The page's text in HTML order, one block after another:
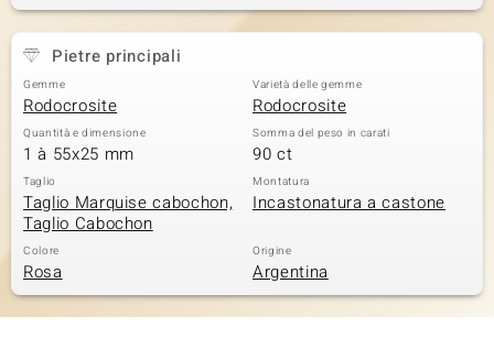
Pietre principali
Gemme
Rodocrosite
Varietà delle gemme
Rodocrosite
Quantità e dimensione
1 à 55x25 mm
Somma del peso in carati
90 ct
Taglio
Taglio Marquise cabochon,
Taglio Cabochon
Montatura
Incastonatura a castone
Colore
Rosa
Origine
Argentina